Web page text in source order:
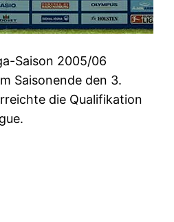
Saison 2005/06
Saisonende den 3.
die Qualifikation